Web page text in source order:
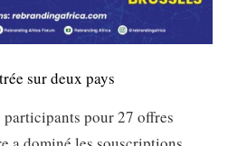
sur deux pays
pour 27 offres